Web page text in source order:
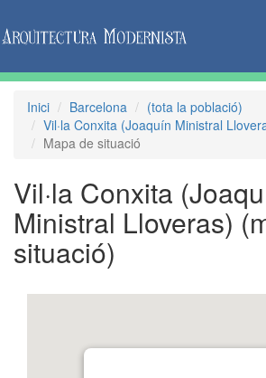
Inici Barcelona
(tota la població)
Vil·la Conxita (Joaquín Ministral
Mapa de situació
Vil·la Conxita
Ministral Lloveras)
situació)